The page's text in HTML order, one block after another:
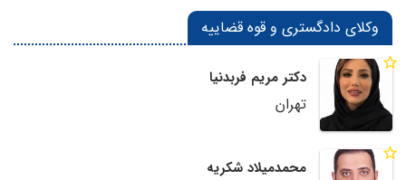
وکلای دادگستری و قوه قضاییه
دکتر مریم فربدنیا
تهران
محمدمیلاد شکریه